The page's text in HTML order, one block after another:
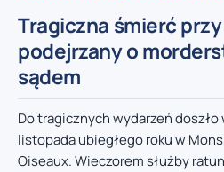
Tragiczna śmierć
podejrzany o
sądem
Do tragicznych wydarzeń doszło
listopada ubiegłego roku w
Oiseaux. Wieczorem służby